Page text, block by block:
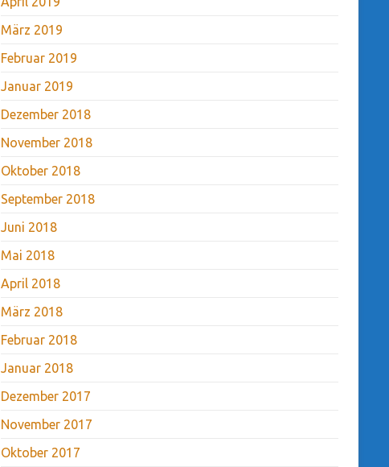
März 2019
Februar 2019
Januar 2019
Dezember 2018
November 2018
Oktober 2018
September 2018
Juni 2018
Mai 2018
April 2018
März 2018
Februar 2018
Januar 2018
Dezember 2017
November 2017
Oktober 2017